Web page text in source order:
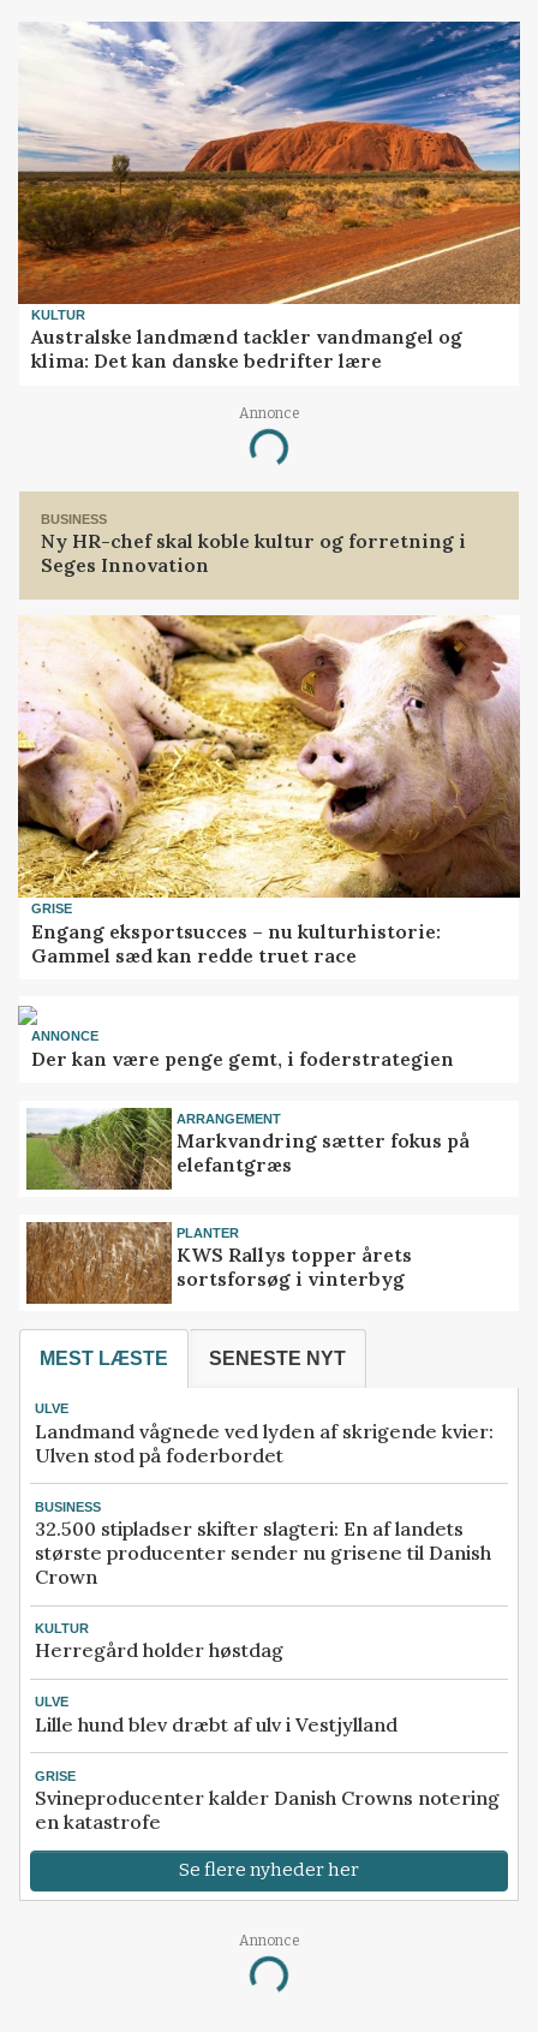
KULTUR
Australske landmænd tackler vandmangel og
klima: Det kan danske bedrifter lære
Annonce
Loading...
BUSINESS
Ny HR-chef skal koble kultur og forretning i
Seges Innovation
GRISE
Engang eksportsucces – nu kulturhistorie:
Gammel sæd kan redde truet race
ANNONCE
Der kan være penge gemt, i foderstrategien
ARRANGEMENT
Markvandring sætter fokus på
elefantgræs
PLANTER
KWS Rallys topper årets
sortsforsøg i vinterbyg
MEST LÆSTE SENESTE NYT
ULVE
Landmand vågnede ved lyden af skrigende kvier:
Ulven stod på foderbordet
BUSINESS
32.500 stipladser skifter slagteri: En af landets
største producenter sender nu grisene til Danish
Crown
KULTUR
Herregård holder høstdag
ULVE
Lille hund blev dræbt af ulv i Vestjylland
GRISE
Svineproducenter kalder Danish Crowns notering
en katastrofe
Se flere nyheder her
Annonce
Loading...